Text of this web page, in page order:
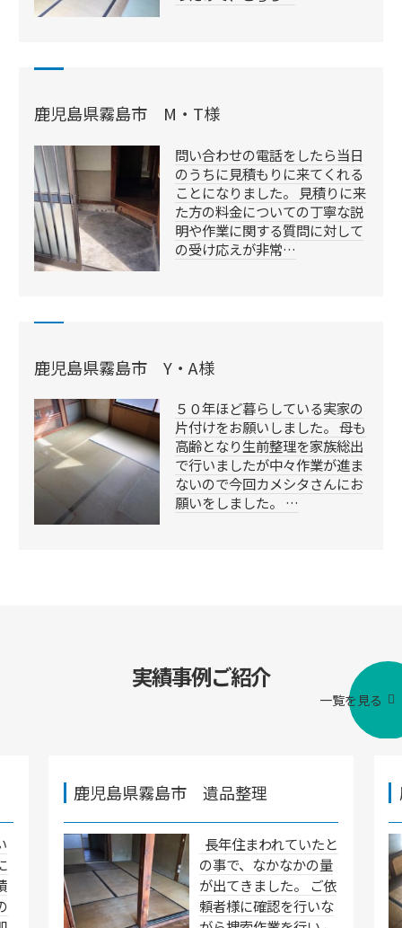
鹿児島県霧島市 M・T様
問い合わせの電話をしたら当日
のうちに見積もりに来てくれる
ことになりました。 見積りに来
た方の料金についての丁寧な説
明や作業に関する質問に対して
の受け応えが非常…
鹿児島県霧島市 Y・A様
５０年ほど暮らしている実家の
片付けをお願いしました。 母も
高齢となり生前整理を家族総出
で行いましたが中々作業が進ま
ないので今回カメシタさんにお
願いをしました。 …
実績事例ご紹介
一覧を見る
鹿児島県霧島市 遺品整理
長年住まわれていたと
の事で、なかなかの量
が出てきました。 ご依
頼者様に確認を行いな